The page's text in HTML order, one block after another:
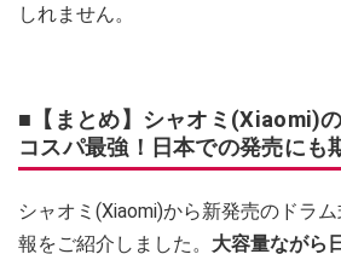
しれません。
■【まとめ】シャオミ(Xiaomi)
コスパ最強！日本での発売にも
シャオミ(Xiaomi)から新発売のドラ
報をご紹介しました。 大容量ながら